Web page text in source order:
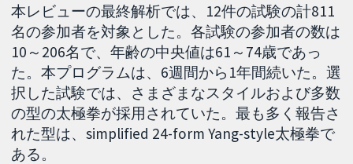
本レビューの最終解析では、12件の試験の計811
名の参加者を対象とした。各試験の参加者の数は
10～206名で、年齢の中央値は61～74歳であっ
た。本プログラムは、6週間から1年間続いた。選
択した試験では、さまざまなスタイルおよび多数
の型の太極拳が採用されていた。最も多く報告さ
れた型は、simplified 24-form Yang-style太極拳で
ある。